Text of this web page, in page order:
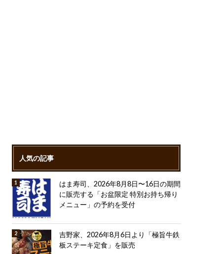
人気の記事
はま寿司、2026年8月8日〜16日の期間
に販売する「お盆限定 特別お持ち帰り
メニュー」の予約を受付
吉野家、2026年8月6日より「極旨牛鉄
板ステーキ定食」を販売